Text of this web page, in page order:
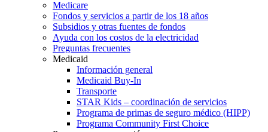
Medicare
Fondos y servicios a partir de los 18 años
Subsidios y otras fuentes de fondos
Ayuda con los costos de la electricidad
Preguntas frecuentes
Medicaid
Información general
Medicaid Buy-In
Transporte
STAR Kids – coordinación de servicios
Programa de primas de seguro médico (HIPP)
Programa Community First Choice